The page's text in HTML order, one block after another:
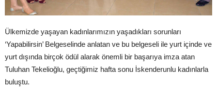
Ülkemizde yaşayan kadınlarımızın yaşadıkları sorunları
‘Yapabilirsin’ Belgeselinde anlatan ve bu belgeseli ile yurt içinde ve
yurt dışında birçok ödül alarak önemli bir başarıya imza atan
Tuluhan Tekelioğlu, geçtiğimiz hafta sonu İskenderunlu kadınlarla
buluştu.